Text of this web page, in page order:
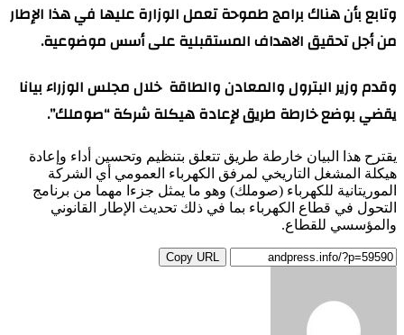
وتابع بأن هناك برامج طموحة تعمل الوزارة عليها في هذا الإطار
من أجل تحقيق الاهداف المستقبلية على أسس موضوعية.
وقدم وزير البترول والمعادن والطاقة خلال مجلس الوزراء بيانا
يقضي بوضع خارطة طريق لإعادة هيكلة شركة “صوملك”.
يقترح هذا البيان خارطة طريق تتعلق بتنظيم وتحسين أداء وإعادة
هيكلة المشغل التاريخي لمرفق الكهرباء العمومي أي الشركة
الموريتانية للكهرباء (صوملك) وهو ما يمثل جزءا مهما من برنامج
التحول في قطاع الكهرباء بما في ذلك تحديث الإطار القانوني
والمؤسسي للقطاع.
Copy URL